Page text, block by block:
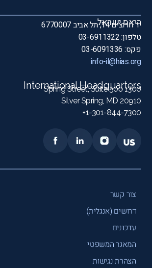
היאס ישראל
יד חרוצים 14, תל אביב 6770007
טלפון: 03-6911322
פקס: 03-6091336
info-il@hias.org
International Headquarters
1300 Spring Street, Suite 500
Silver Spring, MD 20910
1-301-844-7300+
צור קשר
דרושים (אנגלית)
עדכונים
המאגר המשפטי
הצהרת נגישות